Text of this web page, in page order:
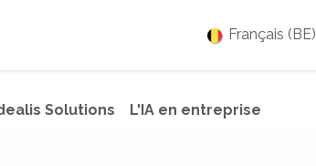
Français (BE)
Solutions L'IA en entreprise